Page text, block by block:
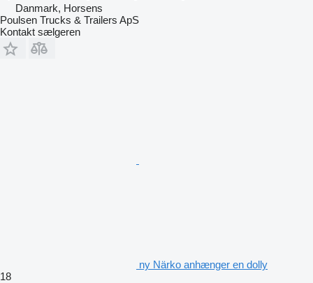
Danmark, Horsens
Poulsen Trucks & Trailers ApS
Kontakt sælgeren
ny Närko anhænger en dolly
18